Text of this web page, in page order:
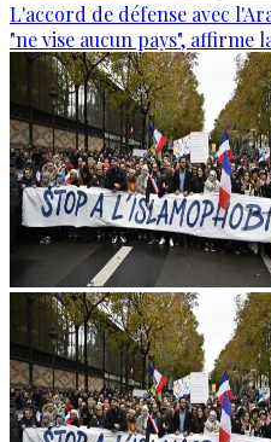
L'accord de défense avec
"ne vise aucun pays", affirme